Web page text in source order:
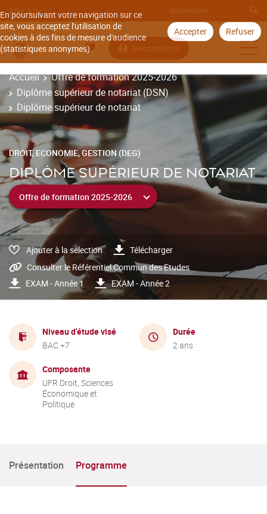
En poursuivant votre navigation sur ce
site, vous acceptez l'utilisation de
cookies à des fins de mesure d'audience
(statistiques anonymes).
Accepter Refuser
Aller à
Se connecter
Accueil
Offre de formation 2025-2026
Diplôme supérieur de notariat (DSN)
Diplôme supérieur de notariat
DROIT, ECONOMIE, GESTION (DEG)
DIPLÔME SUPÉRIEUR DE NOTARIAT
Ajouter à la sélection
Télécharger
Consulter le Référentiel Commun des Etudes
EXAM - Année 1
EXAM - Année 2
Niveau d'étude visé
BAC +7
Durée
2 ans
Composante
UFR Droit, Sciences
Économique et
Politique
Présentation Programme